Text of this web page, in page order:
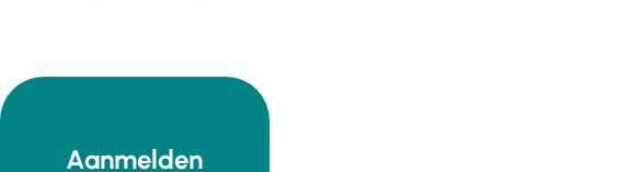
Aanmelden